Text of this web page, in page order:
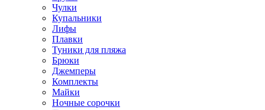
Чулки
Купальники
Лифы
Плавки
Туники для пляжа
Брюки
Джемперы
Комплекты
Майки
Ночные сорочки